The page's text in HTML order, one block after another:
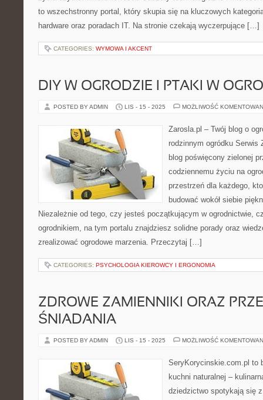
to wszechstronny portal, który skupia się na kluczowych
hardware oraz poradach IT. Na stronie czekają wyczerpujące […]
CATEGORIES: WYMOWA I AKCENT
DIY W OGRODZIE I PTAKI W
POSTED BY ADMIN LIS - 15 - 2025 MOŻLIWOŚĆ
Zarosla.pl – Twój blog o
rodzinnym ogródku Serwis
blog poświęcony zielonej
codziennemu życiu na
przestrzeń dla każdego,
budować wokół siebie
Niezależnie od tego, czy jesteś początkującym w ogrodnictwie,
ogrodnikiem, na tym portalu znajdziesz solidne porady oraz
zrealizować ogrodowe marzenia. Przeczytaj […]
CATEGORIES: PSYCHOLOGIA KIEROWCY I ERGONOMIA
ZDROWE ZAMIENNIKI ORAZ
ŚNIADANIA
POSTED BY ADMIN LIS - 15 - 2025 MOŻLIWOŚĆ
SeryKorycinskie.com.pl to
kuchni naturalnej –
dziedzictwo spotykają się